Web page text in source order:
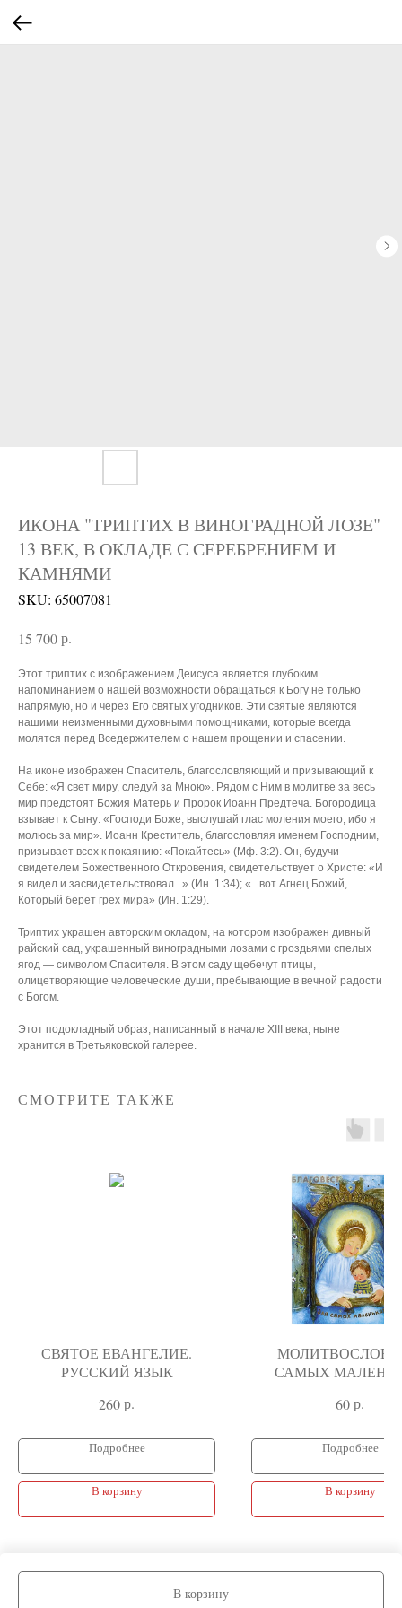
ИКОНА "ТРИПТИХ В ВИНОГРАДНОЙ ЛОЗЕ"
13 ВЕК, В ОКЛАДЕ С СЕРЕБРЕНИЕМ И
КАМНЯМИ
SKU: 65007081
15 700р.
В корзину
Этот триптих с изображением Деисуса является глубоким
напоминанием о нашей возможности обращаться к Богу не только
напрямую, но и через Его святых угодников. Эти святые являются
нашими неизменными духовными помощниками, которые всегда
молятся перед Вседержителем о нашем прощении и спасении.
На иконе изображен Спаситель, благословляющий и призывающий к
Себе: «Я свет миру, следуй за Мною». Рядом с Ним в молитве за весь
мир предстоят Божия Матерь и Пророк Иоанн Предтеча. Богородица
взывает к Сыну: «Господи Боже, выслушай глас моления моего, ибо я
молюсь за мир». Иоанн Креститель, благословляя именем Господним,
призывает всех к покаянию: «Покайтесь» (Мф. 3:2). Он, будучи
свидетелем Божественного Откровения, свидетельствует о Христе: «И
я видел и засвидетельствовал...» (Ин. 1:34); «...вот Агнец Божий,
Который берет грех мира» (Ин. 1:29).
Триптих украшен авторским окладом, на котором изображен дивный
райский сад, украшенный виноградными лозами с гроздьями спелых
ягод — символом Спасителя. В этом саду щебечут птицы,
олицетворяющие человеческие души, пребывающие в вечной радости
с Богом.
Этот подокладный образ, написанный в начале XIII века, ныне
хранится в Третьяковской галерее.
СМОТРИТЕ ТАКЖЕ
СВЯТОЕ ЕВАНГЕЛИЕ.
РУССКИЙ ЯЗЫК
260р.
Подробнее
В корзину
МОЛИТВОСЛОВ
САМЫХ
60р.
Подробнее
В корзину
Tilda